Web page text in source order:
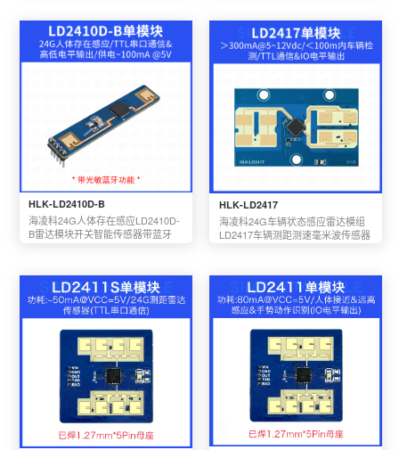
HLK-LD2410D-B
海凌科24G人体存在感应LD2410D-
B雷达模块开关智能传感器带蓝牙
HLK-LD2417
海凌科24G车辆状态感应雷达模组
LD2417车辆测距测速毫米波传感器